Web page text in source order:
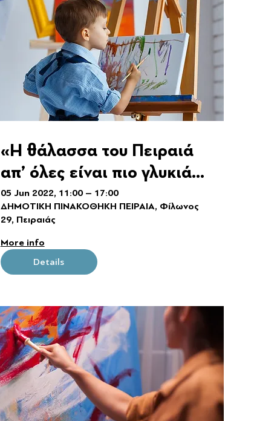
«Η θάλασσα του Πειραιά
απ’ όλες είναι πιο γλυκιά»
- Διαγωνισμός και Έκθεση
Ζωγραφικής
05 Jun 2022, 11:00 – 17:00
ΔΗΜΟΤΙΚΗ ΠΙΝΑΚΟΘΗΚΗ ΠΕΙΡΑΙΑ, Φίλωνος
29, Πειραιάς
More info
Details